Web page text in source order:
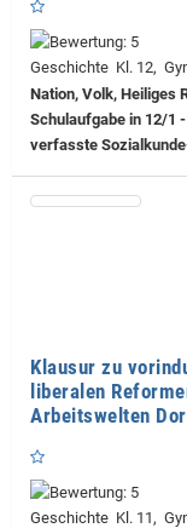
Geschichte Kl. 12,
Nation, Volk, Heiliges
Schulaufgabe in 12/1
verfasste
Klausur zu
liberalen
Arbeitswelten
Geschichte Kl. 11,